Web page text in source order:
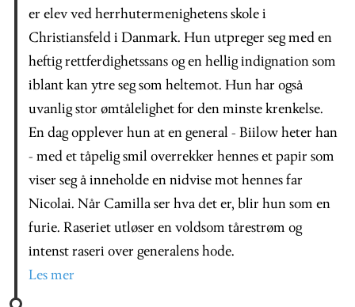
er elev ved herrhutermenighetens skole i
Christiansfeld i Danmark. Hun utpreger seg med en
heftig rettferdighetssans og en hellig indignation som
iblant kan ytre seg som heltemot. Hun har også
uvanlig stor ømtålelighet for den minste krenkelse.
En dag opplever hun at en general - Biilow heter han
- med et tåpelig smil overrekker hennes et papir som
viser seg å inneholde en nidvise mot hennes far
Nicolai. Når Camilla ser hva det er, blir hun som en
furie. Raseriet utløser en voldsom tårestrøm og
intenst raseri over generalens hode.
Les mer